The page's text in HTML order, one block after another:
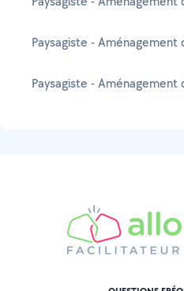
Paysagiste - Aménagement
Paysagiste - Aménagement